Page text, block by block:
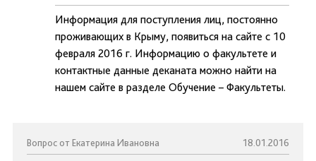
Информация для поступления лиц, постоянно
проживающих в Крыму, появиться на сайте с 10
февраля 2016 г. Информацию о факультете и
контактные данные деканата можно найти на
нашем сайте в разделе Обучение – Факультеты.
Вопрос от Екатерина Ивановна 18.01.2016